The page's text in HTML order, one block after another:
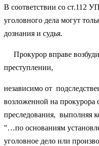
В соответствии со ст.112
уголовного дела могут
дознания и судья.
Прокурор вправе
преступлении,
независимо от
возложенной на прокурора
преследования, выполняя
"…по основаниям
уголовное дело или